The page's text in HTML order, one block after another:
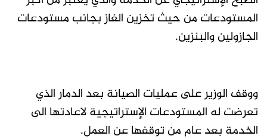
المستودعات من حيث تخزين الغاز بجانب مستودعات
الجازولين والبنزين.
ووقف الوزير على عمليات الصيانة بعد الدمار الذي
تعرضت له المستودعات الإستراتيجية لاعادتها الى
الخدمة بعد عام من توقفها عن العمل.